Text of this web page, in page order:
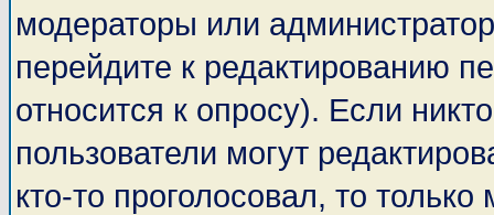
модераторы или
перейдите к редактированию
относится к опросу). Если
пользователи могут
кто-то проголосовал, то